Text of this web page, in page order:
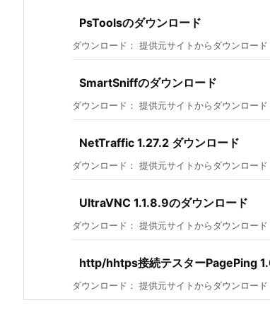
PsToolsのダウンロード
ダウンロード： 提供元サイトからダウンロー
SmartSniffのダウンロード
ダウンロード： 提供元サイトからダウンロー
NetTraffic 1.27.2 ダウンロード
ダウンロード： 提供元サイトからダウンロー
UltraVNC 1.1.8.9のダウンロード
ダウンロード： 提供元サイトからダウンロー
http/hhtps接続テスターPagePing
ダウンロード： 提供元サイトからダウンロー